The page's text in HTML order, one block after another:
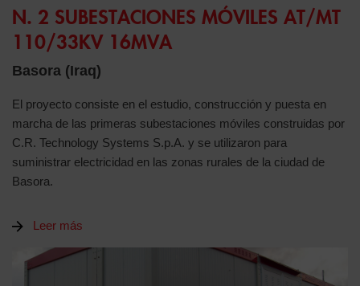
N. 2 SUBESTACIONES MÓVILES AT/MT
110/33KV 16MVA
Basora (Iraq)
El proyecto consiste en el estudio, construcción y puesta en
marcha de las primeras subestaciones móviles construidas por
C.R. Technology Systems S.p.A. y se utilizaron para
suministrar electricidad en las zonas rurales de la ciudad de
Basora.
Leer más